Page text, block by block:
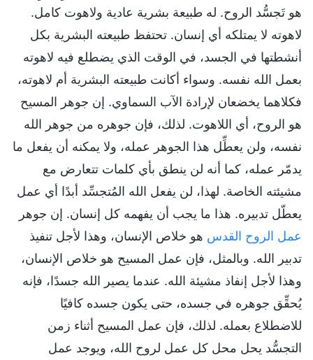
هو تَجسُّد الروح. له طبيعة بشرية عادية ولاهوت كامل.
لاهوته لا يمتلكه أي إنسان. تحتفظ طبيعته البشرية بكل
أنشطتها في الجسد، في الوقت الذي يضطلع فيه لاهوته
بعمل الله نفسه. وسواء أكانت طبيعته البشرية أم لاهوته،
فكلاهما يخضعان لإرادة الآب السماوي. إن جوهر المسيح
هو الروح، أي اللاهوت. لذلك، فإن جوهره من جوهر الله
نفسه، ولن يعطِّل هذا الجوهر عمله، ولا يمكنه أن يفعل ما
يدمّر عمله، كما أنه لن ينطق بأي كلمات تتعارض مع
مشيئته الخاصة. لهذا، لن يفعل الله المُتجسِّد أبدًا أي عمل
يعطّل تدبيره. هذا ما يجب أن يفهمه كل إنسان. إن جوهر
عمل الروح القدس هو خلاص الإنسان، وهذا لأجل تنفيذ
تدبير الله. وبالمثل، فإن عمل المسيح هو خلاص الإنسان،
وهذا لأجل إنفاذ مشيئة الله. عندما يصير الله جسدًا، فإنه
يُحقِّق‏ جوهره في جسده، حتى يكون جسده كافيًا
للاضطلاع بعمله. لذلك، فإن عمل المسيح أثناء زمن
التجسُّد يحل محل كل عمل لروح الله، ويوجد عمل